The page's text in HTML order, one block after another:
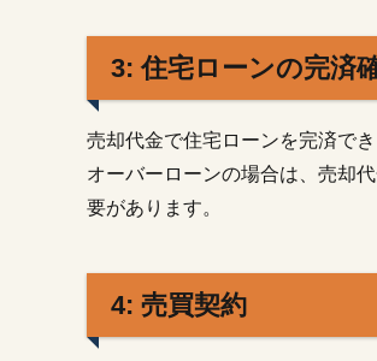
ン
に
関
す
る
く
あ
3: 住宅ローンの完済
売却代金で住宅ローンを完済で
オーバーローンの場合は、売却
要があります。
4: 売買契約